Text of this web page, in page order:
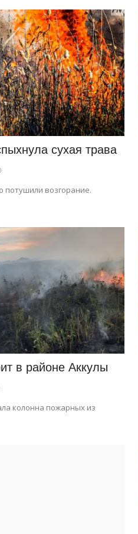
сухая трава
потушили возгорание.
в районе Аккулы
колонна пожарных из